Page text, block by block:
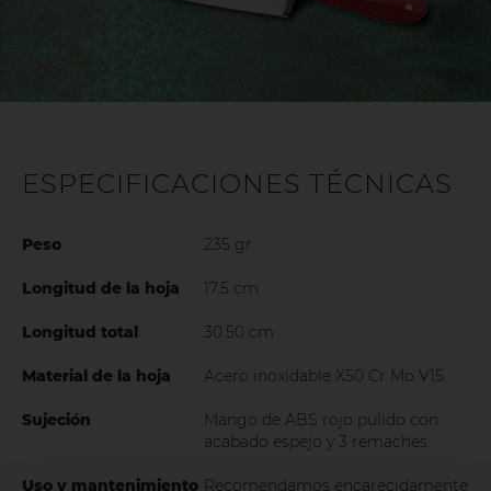
ESPECIFICACIONES TÉCNICAS
Peso 235 gr
Longitud de la hoja 17.5 cm
Longitud total 30.50 cm
Material de la hoja Acero inoxidable X50 Cr Mo V15
Sujeción
Mango de ABS rojo pulido con
acabado espejo y 3 remaches.
Uso y mantenimiento Recomendamos encarecidamente